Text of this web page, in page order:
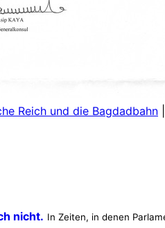
Reich und die Bagdadbahn
nicht. In Zeiten, in denen